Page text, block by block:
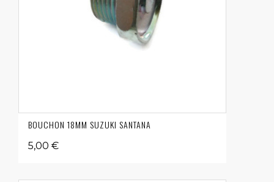
BOUCHON 18MM SUZUKI SANTANA
5,00 €